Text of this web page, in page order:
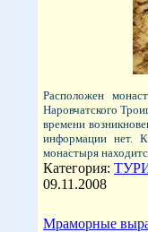
Расположен
Наровчатского
времени
информации нет.
монастыря
Категория:
09.11.2008
Мраморные